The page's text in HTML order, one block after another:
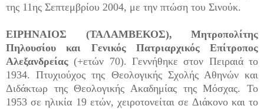
της 11ης Σεπτεμβρίου 2004, με την πτώση του Σινούκ.
ΕΙΡΗΝΑΙΟΣ (ΤΑΛΑΜΒΕΚΟΣ), Μητροπολίτης
Πηλουσίου και Γενικός Πατριαρχικός Επίτροπος
Αλεξανδρείας (+ετών 70). Γεννήθηκε στον Πειραιά το
1934. Πτυχιούχος της Θεολογικής Σχολής Αθηνών και
Διδάκτωρ της Θεολογικής Ακαδημίας της Μόσχας. Το
1953 σε ηλικία 19 ετών, χειροτονείται σε Διάκονο και το